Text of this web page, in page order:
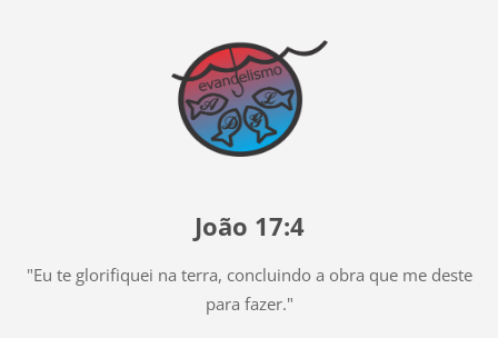
João 17:4
"Eu te glorifiquei na terra, concluindo a obra que me deste
para fazer."